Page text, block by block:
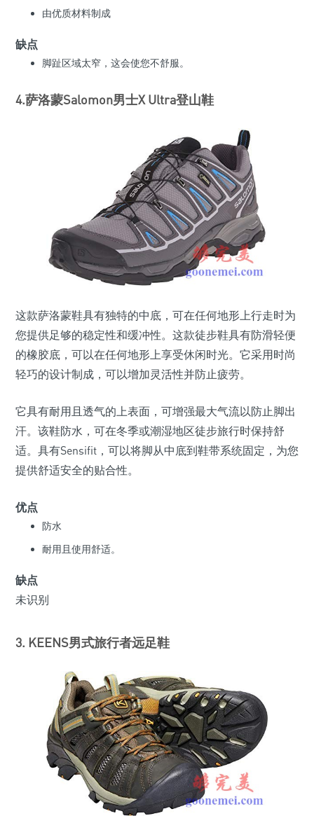
由优质材料制成
缺点
脚趾区域太窄，这会使您不舒服。
4.萨洛蒙Salomon男士X Ultra登山鞋
这款萨洛蒙鞋具有独特的中底，可在任何地形上行走时为
您提供足够的稳定性和缓冲性。这款徒步鞋具有防滑轻便
的橡胶底，可以在任何地形上享受休闲时光。它采用时尚
轻巧的设计制成，可以增加灵活性并防止疲劳。
它具有耐用且透气的上表面，可增强最大气流以防止脚出
汗。该鞋防水，可在冬季或潮湿地区徒步旅行时保持舒
适。具有Sensifit，可以将脚从中底到鞋带系统固定，为您
提供舒适安全的贴合性。
优点
防水
耐用且使用舒适。
缺点
未识别
3. KEENS男式旅行者远足鞋